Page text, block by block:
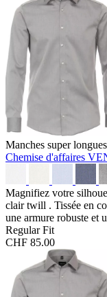
Manches super longues
Chemise d'affaires
Magnifiez votre
clair twill . Tissée en
une armure robuste et
Regular Fit
CHF 85.00